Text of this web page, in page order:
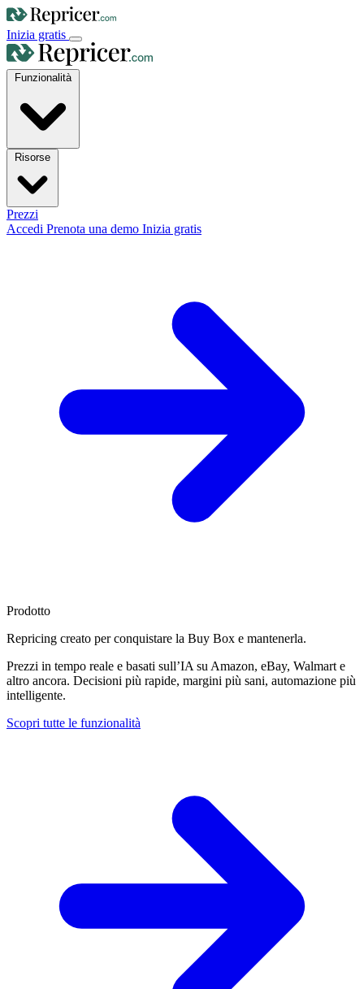
Inizia gratis
Funzionalità
Prezzi
Accedi Prenota una demo Inizia gratis
Prodotto
Repricing creato perconquistare la Buy Box e mantenerla.
Prezzi in tempo reale e basati sull’IA su Amazon, eBay, Walmart e
altro ancora. Decisioni più rapide, margini più sani, automazione più
intelligente.
Scopri tutte le funzionalità